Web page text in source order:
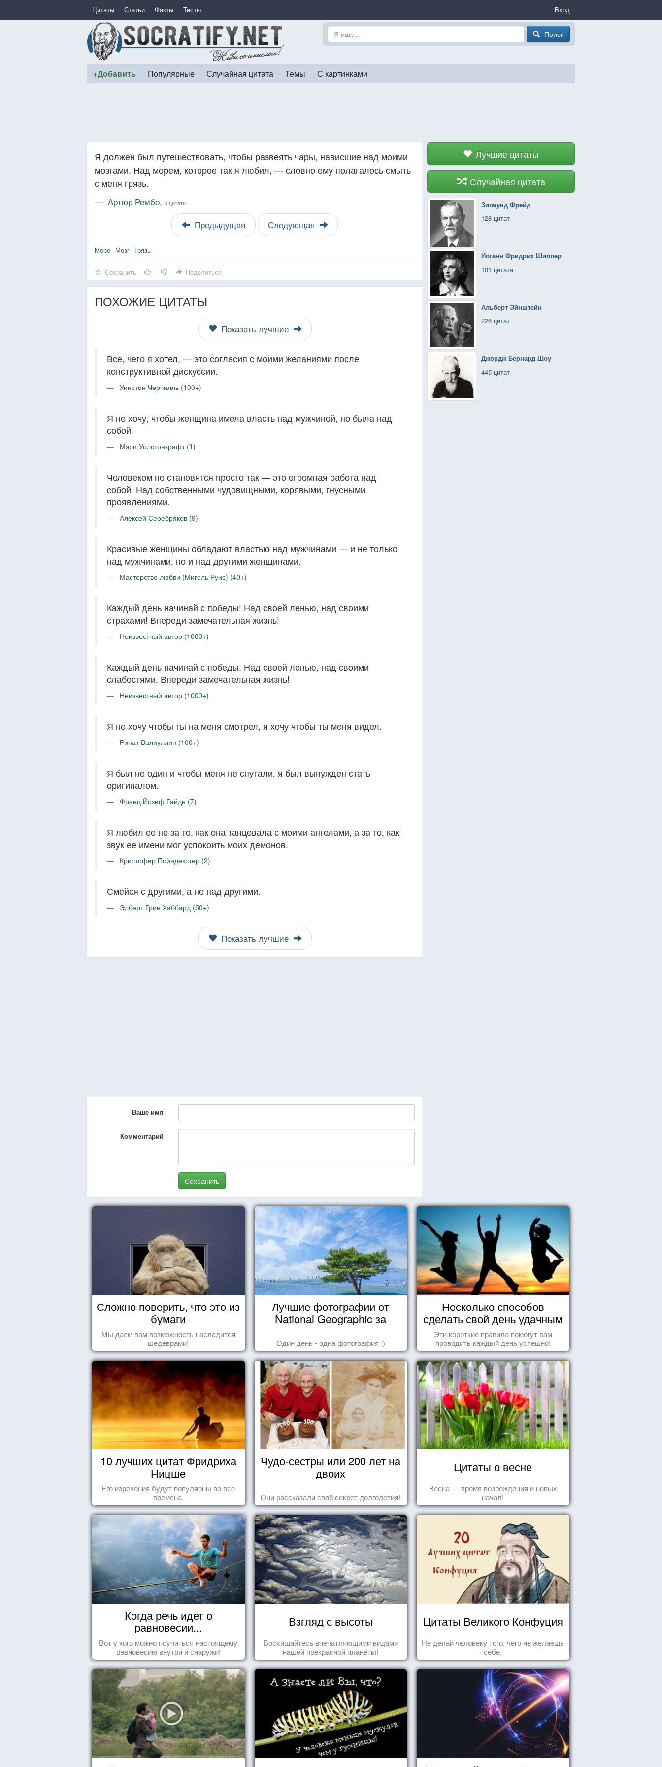
Цитаты Статьи Факты Тесты Вход
Поиск
+Добавить Популярные Случайная цитата Темы С картинками
Лучшие цитаты
Случайная цитата
Зигмунд Фрейд
128 цитат
Иоганн Фридрих Шиллер
101 цитата
Альберт Эйнштейн
226 цитат
Джордж Бернард Шоу
445 цитат
Я должен был путешествовать, чтобы развеять чары, нависшие над моими
мозгами. Над морем, которое так я любил, — словно ему полагалось смыть
с меня грязь.
— Артюр Рембо, 4 цитаты
Предыдущая Следующая
Море Мозг Грязь
Сохранить Поделиться
ПОХОЖИЕ ЦИТАТЫ
Показать лучшие
Все, чего я хотел, — это согласия с моими желаниями после
конструктивной дискуссии.
Уинстон Черчилль (100+)
Я не хочу, чтобы женщина имела власть над мужчиной, но была над
собой.
Мэри Уолстонкрафт (1)
Человеком не становятся просто так — это огромная работа над
собой. Над собственными чудовищными, корявыми, гнусными
проявлениями.
Алексей Серебряков (9)
Красивые женщины обладают властью над мужчинами — и не только
над мужчинами, но и над другими женщинами.
Мастерство любви (Мигель Руис) (40+)
Каждый день начинай с победы! Над своей ленью, над своими
страхами! Впереди замечательная жизнь!
Неизвестный автор (1000+)
Каждый день начинай с победы. Над своей ленью, над своими
слабостями. Впереди замечательная жизнь!
Неизвестный автор (1000+)
Я не хочу чтобы ты на меня смотрел, я хочу чтобы ты меня видел.
Ринат Валиуллин (100+)
Я был не один и чтобы меня не спутали, я был вынужден стать
оригиналом.
Франц Йозеф Гайдн (7)
Я любил ее не за то, как она танцевала с моими ангелами, а за то, как
звук ее имени мог успокоить моих демонов.
Кристофер Пойндекстер (2)
Смейся с другими, а не над другими.
Элберт Грин Хаббард (50+)
Показать лучшие
Ваше имя
Комментарий
Сохранить
Сложно поверить, что это из
бумаги
Мы даем вам возможность насладится
шедеврами!
Лучшие фотографии от
National Geographic за
Один день - одна фотография :)
Несколько способов
сделать свой день удачным
Эти короткие правила помогут вам
проводить каждый день успешно!
10 лучших цитат Фридриха
Ницше
Его изречения будут популярны во все
времена.
Чудо-сестры или 200 лет на
двоих
Они рассказали свой секрет долголетия!
Цитаты о весне
Весна — время возрождения и новых
начал!
Когда речь идет о
равновесии...
Вот у кого можно поучиться настоящему
равновесию внутри и снаружи!
Взгляд с высоты
Восхищайтесь впечатляющими видами
нашей прекрасной планеты!
Цитаты Великого Конфуция
Не делай человеку того, чего не желаешь
себе.